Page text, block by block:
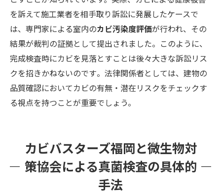
を訴えて施工業者を相手取り訴訟に発展したケースで
は、専門家による室内のカビ汚染度評価が行われ、その
結果が裁判の証拠として提出されました​。このように、
完成検査時にカビを見落とすことは後々大きな訴訟リス
クを招きかねないのです​。法律関係者としては、建物の
品質確認においてカビの有無・潜在リスクをチェックす
る視点を持つことが重要でしょう。
カビバスターズ福岡と微生物対
策協会による真菌検査の具体的
手法